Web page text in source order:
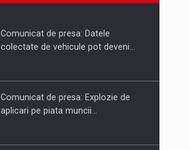
Hard Enduro Piatra Craiului 2026,
Comunicat de presa: Datele
colectate de vehicule pot deveni…
Comunicat de presa: Explozie de
aplicari pe piata muncii…